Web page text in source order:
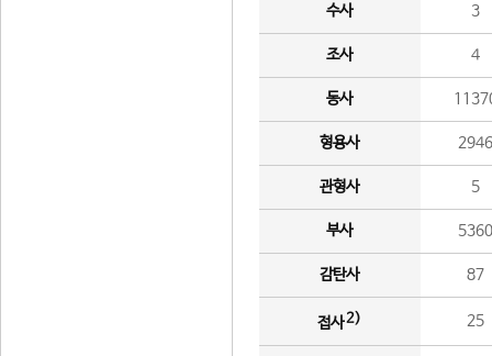
수사 3
조사 4
동사
형용사 2946
관형사 5
부사 5360
감탄사 87
접사2) 25